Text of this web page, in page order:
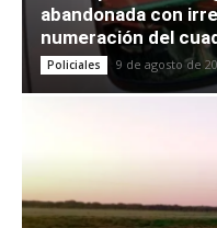
abandonada con
numeración del
Policiales 9 de agosto de